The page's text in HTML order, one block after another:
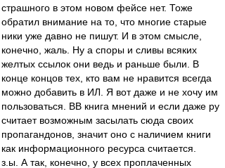
страшного в этом новом фейсе нет. Тоже
обратил внимание на то, что многие старые
ники уже давно не пишут. И в этом смысле,
конечно, жаль. Ну а споры и сливы всяких
желтых ссылок они ведь и раньше были. В
конце концов тех, кто вам не нравится всегда
можно добавить в ИЛ. Я вот даже и не хочу им
пользоваться. ВВ книга мнений и если даже ру
считает возможным засылать сюда своих
пропагандонов, значит оно с наличием книги
как информационного ресурса считается.
з.ы. А так, конечно, у всех проплаченных